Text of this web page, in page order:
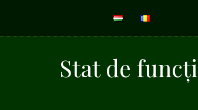
Stat de